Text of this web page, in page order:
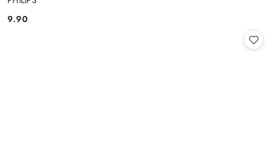
Cena:
9.90